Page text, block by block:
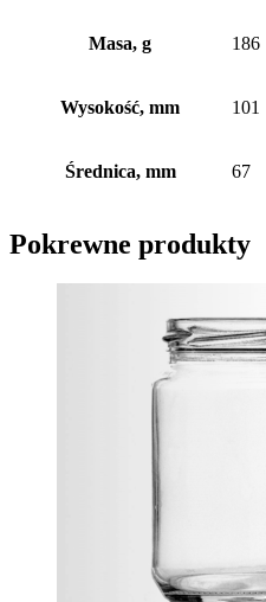
Masa, g 186
Wysokość, mm 101
Średnica, mm 67
Pokrewne produkty